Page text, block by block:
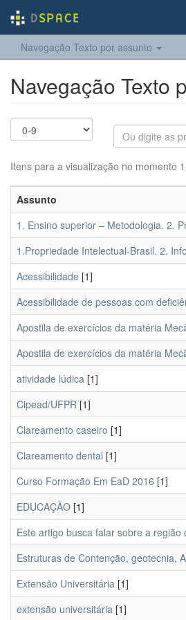
Navegação Texto por assunto
Navegação Texto
Itens para a visualização no momento
Assunto
1. Ensino superior – Metodologia. 2.
1.Propriedade Intelectual-Brasil. 2.
Acessibilidade [1]
Acessibilidade de pessoas com
Apostila de exercícios da matéria
Apostila de exercícios da matéria
atividade lúdica [1]
Cipead/UFPR [1]
Clareamento caseiro [1]
Clareamento dental [1]
Curso Formação Em EaD 2016 [1]
EDUCAÇÃO [1]
Este artigo busca falar sobre a
Estruturas de Contenção, geotecnia,
Extensão Universitária [1]
extensão universitária [1]